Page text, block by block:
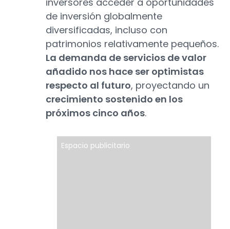
de inversión globalmente
diversificadas, incluso con
patrimonios relativamente pequeños.
La demanda de servicios de valor
añadido nos hace ser optimistas
respecto al futuro, proyectando un
crecimiento sostenido en los
próximos cinco años.
Espacio publicitario